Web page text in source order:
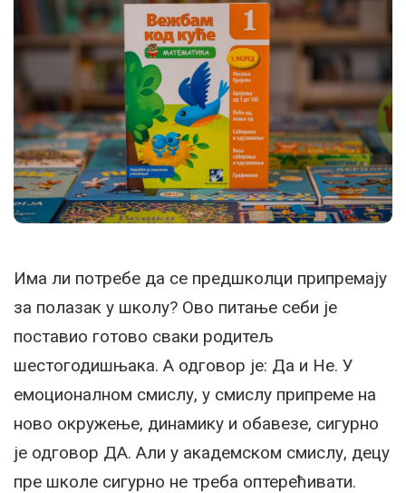
Има ли потребе да се предшколци припремају
за полазак у школу? Ово питање себи је
поставио готово сваки родитељ
шестогодишњака. А одговор је: Да и Не. У
емоционалном смислу, у смислу припреме на
ново окружење, динамику и обавезе, сигурно
је одговор ДА. Али у академском смислу, децу
пре школе сигурно не треба оптерећивати.